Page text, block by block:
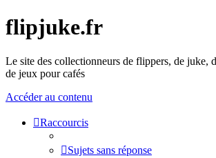
flipjuke.fr
Le site des collectionneurs de flippers, de juke,
de jeux pour cafés
Accéder au contenu
Raccourcis
Sujets sans réponse